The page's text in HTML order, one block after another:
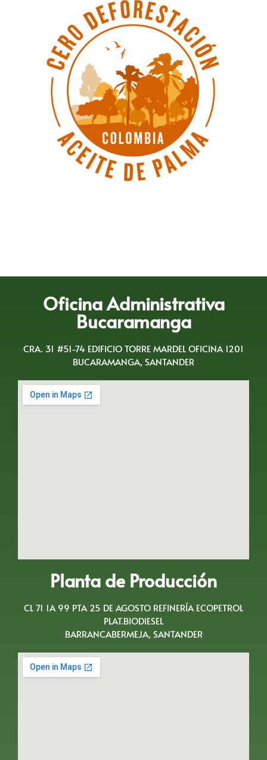
Oficina Administrativa
Bucaramanga
CRA. 31 #51-74 EDIFICIO TORRE MARDEL OFICINA 1201
BUCARAMANGA, SANTANDER
Planta de Producción
CL 71 1A 99 PTA 25 DE AGOSTO REFINERÍA ECOPETROL
PLAT.BIODIESEL
BARRANCABERMEJA, SANTANDER